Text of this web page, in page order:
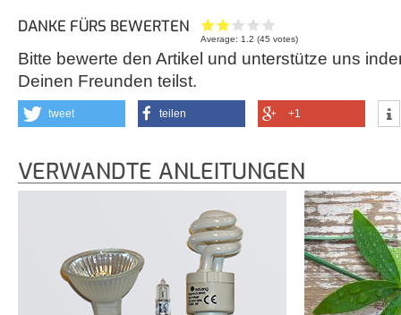
DANKE FÜRS BEWERTEN
Average:1.2 (45 votes)
Bitte bewerte den Artikel und unterstütze uns
Deinen Freunden teilst.
tweet teilen +1
VERWANDTE ANLEITUNGEN